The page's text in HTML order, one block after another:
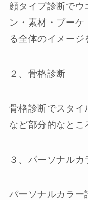
顔タイプ診断でウ
ン・素材・ブー
る全体のイメージ
２、骨格診断
骨格診断でスタイ
など部分的なとこ
３、パーソナルカ
パーソナルカラー